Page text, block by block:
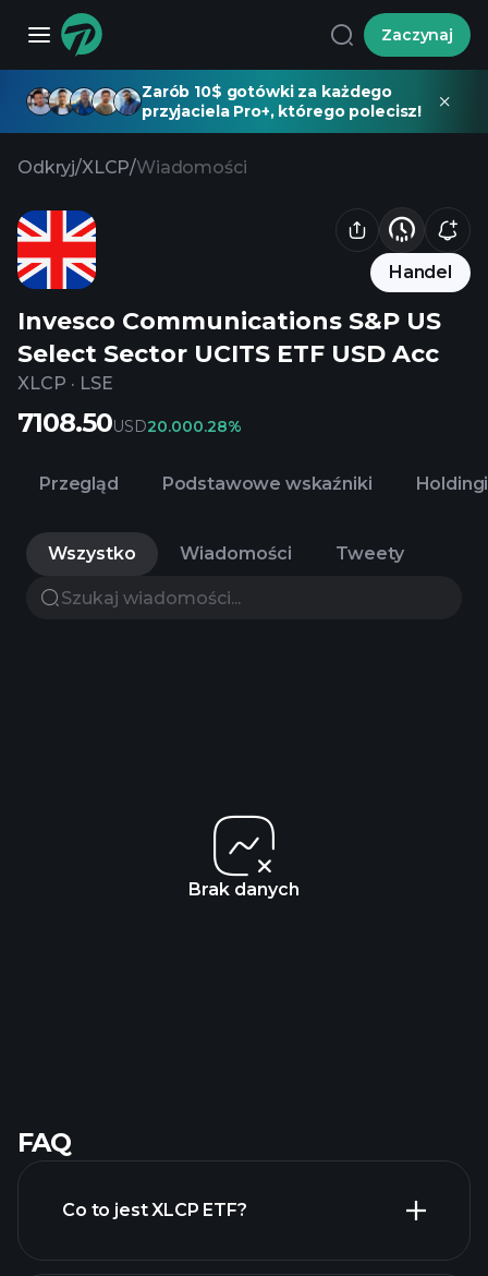
Zaczynaj
Zarób 10$ gotówki za każdego
przyjaciela Pro+, którego polecisz!
Odkryj/XLCP/Wiadomości
Handel
Invesco Communications S&P US
Select Sector UCITS ETF USD Acc
XLCP · LSE
7108.50USD20.000.28%
Przegląd Podstawowe wskaźniki Holdingi
Wszystko Wiadomości Tweety
Brak danych
FAQ
Co to jest XLCP ETF?